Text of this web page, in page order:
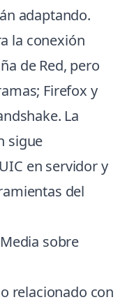
adaptando.
la conexión
de Red, pero
Firefox y
La
sigue
en servidor y
del
sobre
relacionado con